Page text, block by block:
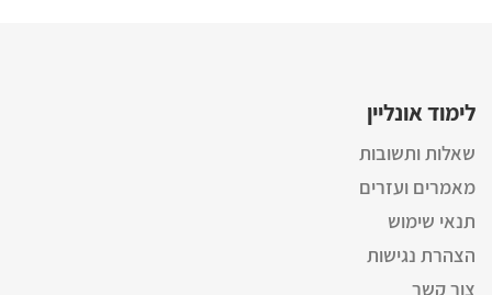
לימוד אונליין
שאלות ותשובות
מאמרים ועזרים
תנאי שימוש
הצהרת נגישות
צור קשר